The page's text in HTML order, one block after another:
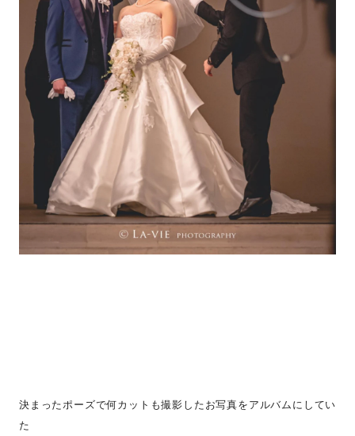
決まったポーズで何カットも撮影したお写真をアルバムにしてい
た